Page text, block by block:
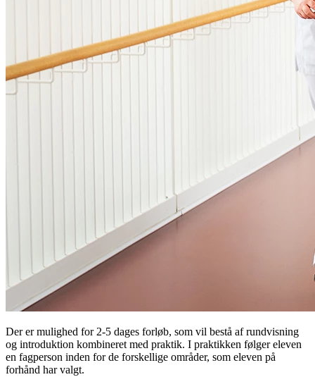
Der er mulighed for 2-5 dages forløb, som vil bestå af rundvisning
og introduktion kombineret med praktik. I praktikken følger eleven
en fagperson inden for de forskellige områder, som eleven på
forhånd har valgt.